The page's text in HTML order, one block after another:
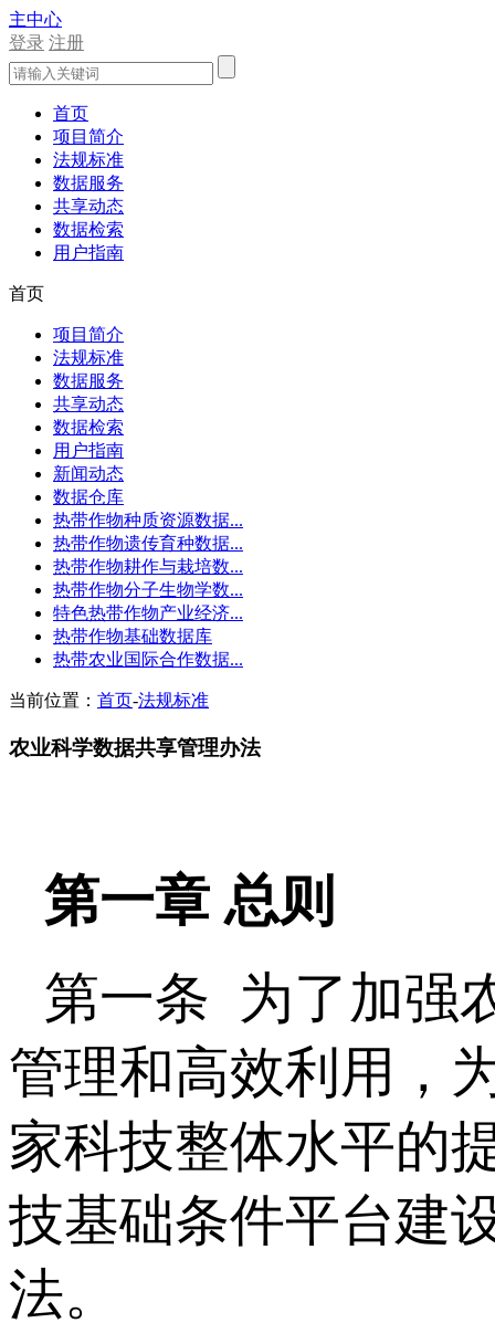
主中心
登录 注册
首页
项目简介
法规标准
数据服务
共享动态
数据检索
用户指南
首页
项目简介
法规标准
数据服务
共享动态
数据检索
用户指南
新闻动态
数据仓库
热带作物种质资源数据...
热带作物遗传育种数据...
热带作物耕作与栽培数...
热带作物分子生物学数...
特色热带作物产业经济...
热带作物基础数据库
热带农业国际合作数据...
当前位置： 首页-法规标准
农业科学数据共享管理办法
第一章 总则
第一条 为了加强
管理和高效利用，
家科技整体水平的
技基础条件平台建
法。